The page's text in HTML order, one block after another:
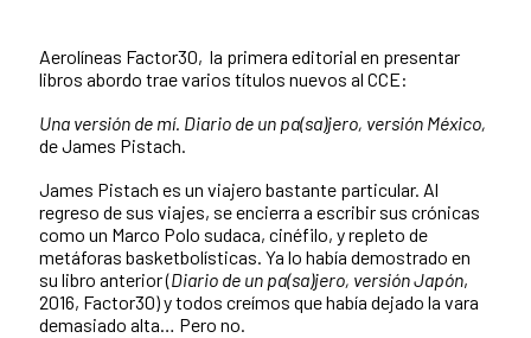
Aerolíneas Factor30, la primera editorial en presentar
libros abordo trae varios títulos nuevos al CCE:
Una versión de mí. Diario de un pa(sa)jero, versión México,
de James Pistach.
James Pistach es un viajero bastante particular. Al
regreso de sus viajes, se encierra a escribir sus crónicas
como un Marco Polo sudaca, cinéfilo, y repleto de
metáforas basketbolísticas. Ya lo había demostrado en
su libro anterior (Diario de un pa(sa)jero, versión Japón,
2016, Factor30) y todos creímos que había dejado la vara
demasiado alta… Pero no.